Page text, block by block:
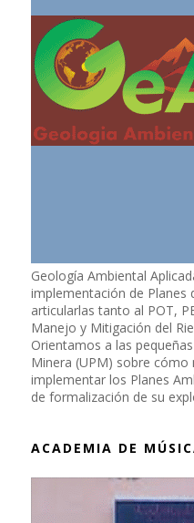
Geología Ambiental
implementación de Planes
articularlas tanto al POT,
Manejo y Mitigación del
Orientamos a las
Minera (UPM) sobre cómo
implementar los Planes
de formalización de su
ACADEMIA DE